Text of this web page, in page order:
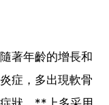
著年齡的增長和
症，多出現軟骨